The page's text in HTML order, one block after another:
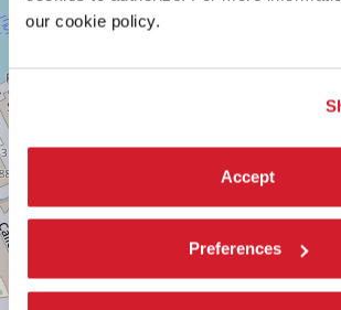
our cookie policy.
Accept
Preferences
Chiesa
o
Teatro
San
Marco
3997/A
30124
Venezia
Tel.
041
2417274
SCOPRI LA SEDE